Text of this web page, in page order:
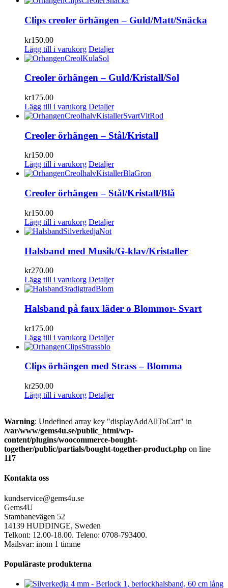
Clips creoler örhängen – Guld/Matt/Snäcka
kr150.00
Lägg till i varukorg Detaljer
Creoler örhängen – Guld/Kristall/Sol
kr175.00
Lägg till i varukorg Detaljer
Creoler örhängen – Stål/Kristall
kr150.00
Lägg till i varukorg Detaljer
Creoler örhängen – Stål/Kristall/Blå
kr150.00
Lägg till i varukorg Detaljer
Halsband med Musik/G-klav/Kristaller
kr270.00
Lägg till i varukorg Detaljer
Halsband på faux läder o Blommor- Svart
kr175.00
Lägg till i varukorg Detaljer
Clips örhängen med Strass – Blomma
kr250.00
Lägg till i varukorg Detaljer
Warning: Undefined array key "displayAddAllToCart" in
/var/www/gems4u.se/public_html/wp-
content/plugins/woocommerce-bought-
together/public/partials/bought-together-product.php on line
117
Kontakta oss
kundservice@gems4u.se
Gems4U
Stambanevägen 52
14139 HUDDINGE, Sweden
Telkont: 12.00-18.00. Teleno: 0708-793400.
Mailsvar: inom 1 timme
Populäraste produkterna